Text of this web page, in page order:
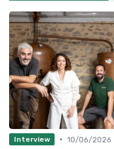
Interview • 10/06/2026